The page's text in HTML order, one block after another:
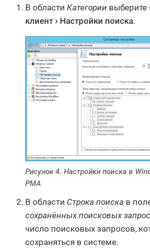
В области Категории выберите
клиент
Настройки поиска.
Рисунок 4. Настройки поиска в
РМА
В области Строка поиска в
сохранённых поисковых
число поисковых запросов,
сохраняться в системе.